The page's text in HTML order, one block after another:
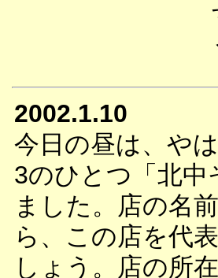
2002.1.10
今日の昼は、や
3のひとつ「北
ました。店の名
ら、この店を代
しょう。店の所